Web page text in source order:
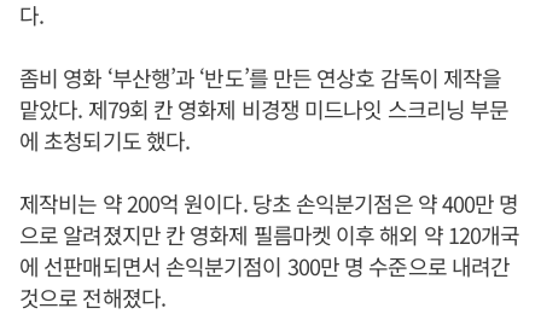
다.
좀비 영화 ‘부산행’과 ‘반도’를 만든 연상호 감독이 제작을
맡았다. 제79회 칸 영화제 비경쟁 미드나잇 스크리닝 부문
에 초청되기도 했다.
제작비는 약 200억 원이다. 당초 손익분기점은 약 400만 명
으로 알려졌지만 칸 영화제 필름마켓 이후 해외 약 120개국
에 선판매되면서 손익분기점이 300만 명 수준으로 내려간
것으로 전해졌다.